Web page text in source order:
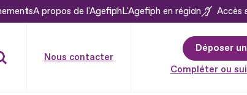
A propos de l'AgefiphL'Agefiph en région Accès
Nous contacter
Déposer
Compléter ou